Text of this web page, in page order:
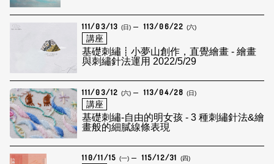
111/03/13 (日) 113/06/22 (六)
講座
基礎刺繡┋小夢山創作，直覺繪畫 - 繪畫
與刺繡針法運用 2022/5/29
111/03/12 (六) 113/04/28 (日)
講座
基礎刺繡-自由的明女孩 - 3 種刺繡針法&繪
畫般的細膩線條表現
110/11/15 (一) 115/12/31 (四)